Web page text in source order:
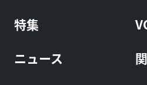
特集
ニュース